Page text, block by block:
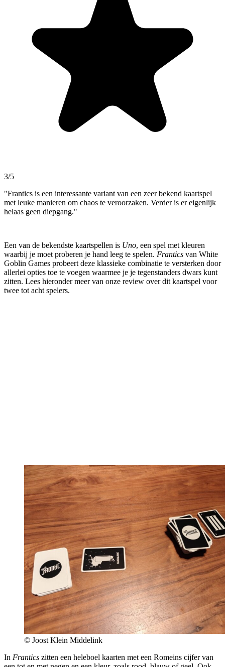
3/5
"Frantics is een interessante variant van een zeer bekend kaartspel
met leuke manieren om chaos te veroorzaken. Verder is er eigenlijk
helaas geen diepgang."
Een van de bekendste kaartspellen is Uno, een spel met kleuren
waarbij je moet proberen je hand leeg te spelen. Frantics van White
Goblin Games probeert deze klassieke combinatie te versterken door
allerlei opties toe te voegen waarmee je je tegenstanders dwars kunt
zitten. Lees hieronder meer van onze review over dit kaartspel voor
twee tot acht spelers.
© Joost Klein Middelink
In Frantics zitten een heleboel kaarten met een Romeins cijfer van